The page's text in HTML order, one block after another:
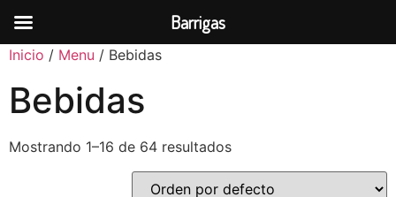
Inicio / Menu / Bebidas
Bebidas
Mostrando 1–16 de 64 resultados
Barrigas